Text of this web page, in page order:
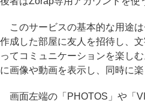
このサービスの基本的な用途
作成した部屋に友人を招待し、
ってコミュニケーションを楽し
に画像や動画を表示し、同時に楽
画面左端の「PHOTOS」や「